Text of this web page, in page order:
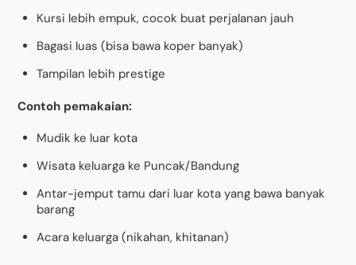
Kursi lebih empuk, cocok buat perjalanan jauh
Bagasi luas (bisa bawa koper banyak)
Tampilan lebih prestige
Contoh pemakaian:
Mudik ke luar kota
Wisata keluarga ke Puncak/Bandung
Antar-jemput tamu dari luar kota yang bawa banyak
barang
Acara keluarga (nikahan, khitanan)